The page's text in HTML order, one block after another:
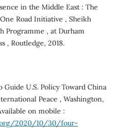
in the Middle East : The
Road Initiative , Sheikh
Programme , at Durham
, Routledge, 2018.
U.S. Policy Toward China
Peace , Washington,
on mobile :
2020/10/30/four-